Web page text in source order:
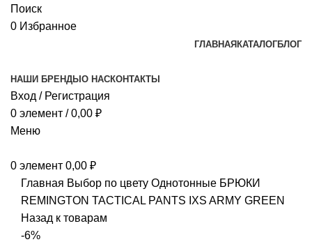
Поиск
0 Избранное
ГЛАВНАЯ КАТАЛОГБЛОГ
НАШИ БРЕНДЫ О НАСКОНТАКТЫ
Вход / Регистрация
0 элемент / 0,00 ₽
Меню
0 элемент 0,00 ₽
Главная Выбор по цвету Однотонные БРЮКИ
REMINGTON TACTICAL PANTS IXS ARMY GREEN
Назад к товарам
-6%